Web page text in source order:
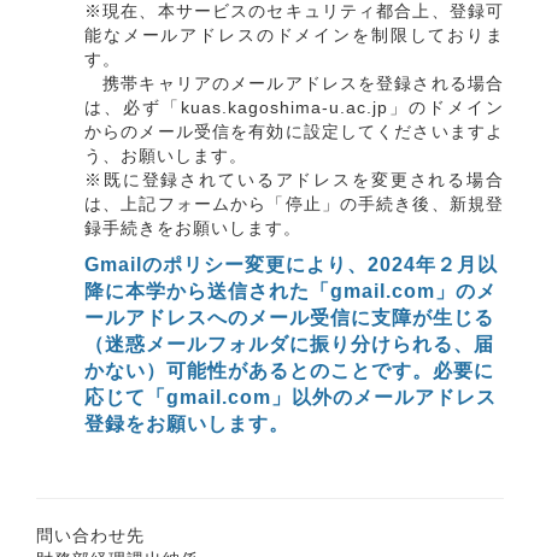
※現在、本サービスのセキュリティ都合上、登録可
能なメールアドレスのドメインを制限しておりま
す。
携帯キャリアのメールアドレスを登録される場合
は、必ず「kuas.kagoshima-u.ac.jp」のドメイン
からのメール受信を有効に設定してくださいますよ
う、お願いします。
※既に登録されているアドレスを変更される場合
は、上記フォームから「停止」の手続き後、新規登
録手続きをお願いします。
Gmailのポリシー変更により、2024年２月以
降に本学から送信された「gmail.com」のメ
ールアドレスへのメール受信に支障が生じる
（迷惑メールフォルダに振り分けられる、届
かない）可能性があるとのことです。必要に
応じて「gmail.com」以外のメールアドレス
登録をお願いします。
問い合わせ先